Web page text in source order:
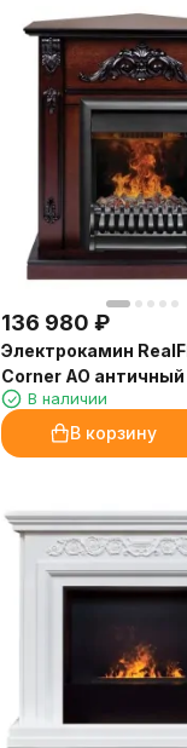
136 980 ₽
Электрокамин
Corner AO античный
очагом 3D Oregan
В наличии
В корзину